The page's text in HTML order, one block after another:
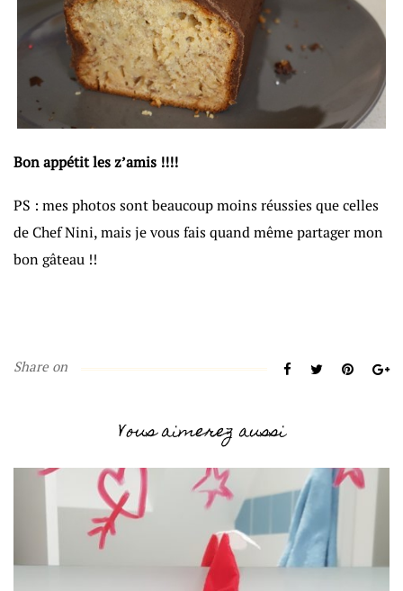
Bon appétit les z’amis !!!!
PS : mes photos sont beaucoup moins réussies que celles
de Chef Nini, mais je vous fais quand même partager mon
bon gâteau !!
Share on
Vous aimerez aussi